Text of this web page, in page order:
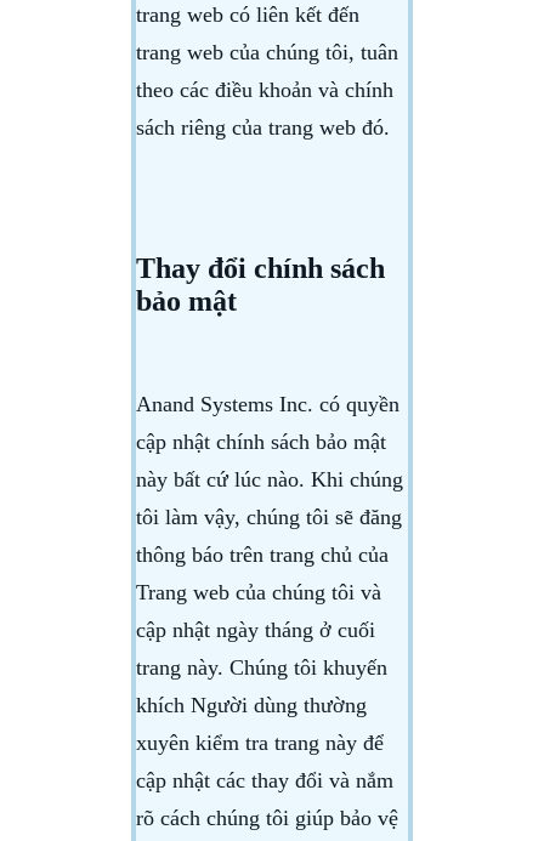
trang web có liên kết đến
trang web của chúng tôi, tuân
theo các điều khoản và chính
sách riêng của trang web đó.
Thay đổi chính sách
bảo mật
Anand Systems Inc. có quyền
cập nhật chính sách bảo mật
này bất cứ lúc nào. Khi chúng
tôi làm vậy, chúng tôi sẽ đăng
thông báo trên trang chủ của
Trang web của chúng tôi và
cập nhật ngày tháng ở cuối
trang này. Chúng tôi khuyến
khích Người dùng thường
xuyên kiểm tra trang này để
cập nhật các thay đổi và nắm
rõ cách chúng tôi giúp bảo vệ